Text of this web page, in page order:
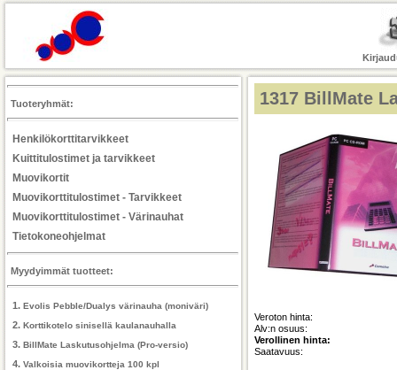
Tuoteryhmät:
Henkilökorttitarvikkeet
Kuittitulostimet ja tarvikkeet
Muovikortit
Muovikorttitulostimet - Tarvikkeet
Muovikorttitulostimet - Värinauhat
Tietokoneohjelmat
Myydyimmät tuotteet:
1. Evolis Pebble/Dualys värinauha (moniväri)
2. Korttikotelo sinisellä kaulanauhalla
3. BillMate Laskutusohjelma (Pro-versio)
4. Valkoisia muovikortteja 100 kpl
1317 BillMate
Veroton hinta:
Alv:n osuus:
Verollinen hinta:
Saatavuus: